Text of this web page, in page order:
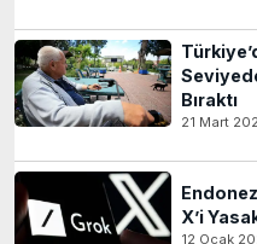
Bıraktı
21 Mart
X’i
12 Ocak